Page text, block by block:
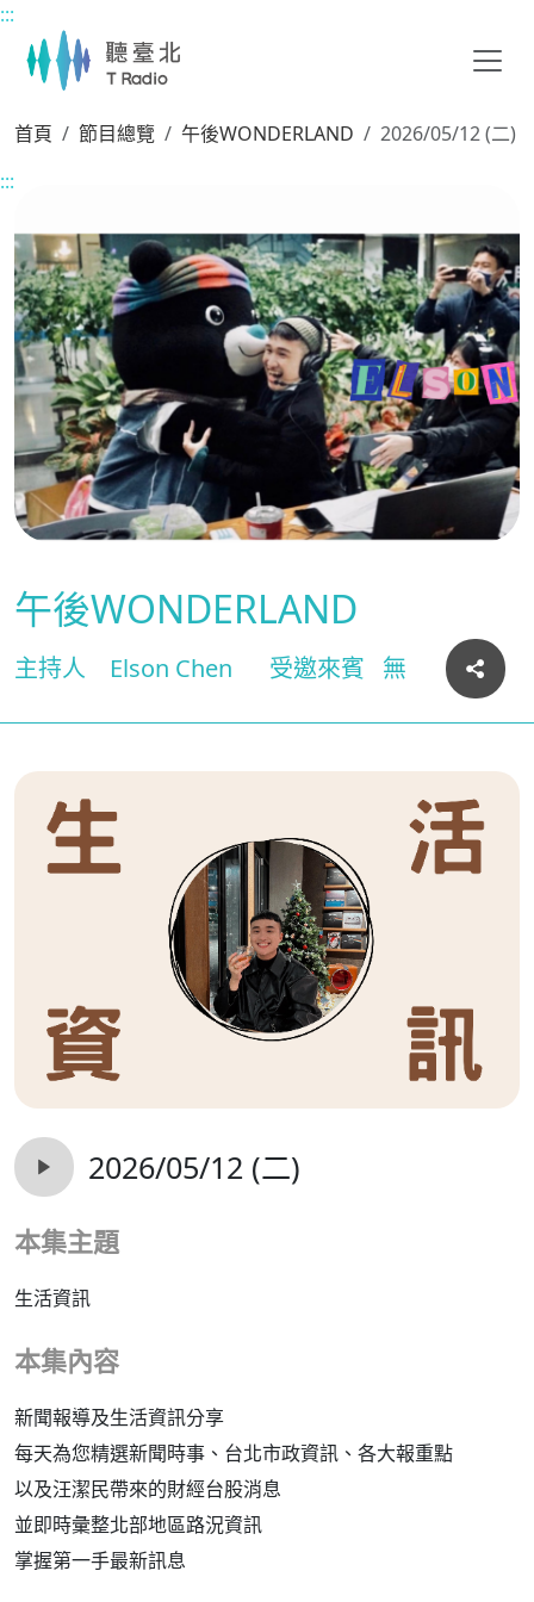
主要內容區塊
:::
首頁 節目總覽 午後WONDERLAND
2026/05/12 (二)
:::
午後WONDERLAND
主持人 Elson Chen 受邀來賓 無
2026/05/12 (二)
本集主題
生活資訊
本集內容
新聞報導及生活資訊分享
每天為您精選新聞時事、台北市政資訊、各大報重點
以及汪潔民帶來的財經台股消息
並即時彙整北部地區路況資訊
掌握第一手最新訊息